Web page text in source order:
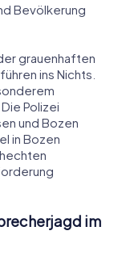
Bevölkerung
grauenhaften
ins Nichts.
Polizei
und Bozen
in Bozen
im